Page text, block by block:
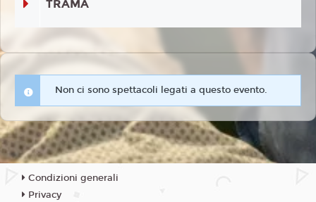
TRAMA
Non ci sono spettacoli legati a questo evento.
Condizioni generali
Privacy